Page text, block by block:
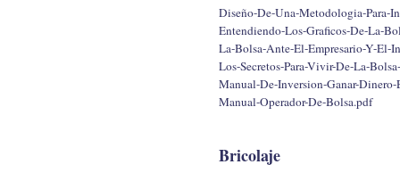
Diseño-De-Una-Metodologia-Para-
Entendiendo-Los-Graficos-De-La-
La-Bolsa-Ante-El-Empresario-Y-El-
Los-Secretos-Para-Vivir-De-La-
Manual-De-Inversion-Ganar-Dinero-
Manual-Operador-De-Bolsa.pdf
Bricolaje